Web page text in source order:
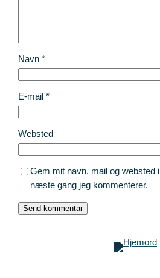
Navn*
E-mail*
Websted
Gem mit navn, mail og websted
næste gang jeg kommenterer.